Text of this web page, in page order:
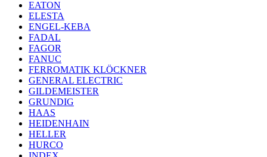
EATON
ELESTA
ENGEL-KEBA
FADAL
FAGOR
FANUC
FERROMATIK KLÖCKNER
GENERAL ELECTRIC
GILDEMEISTER
GRUNDIG
HAAS
HEIDENHAIN
HELLER
HURCO